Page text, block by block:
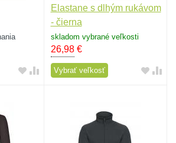
Elastane s dlhým rukávom
- čierna
skladom vybrané veľkosti
26,98€
Vybrať veľkosť